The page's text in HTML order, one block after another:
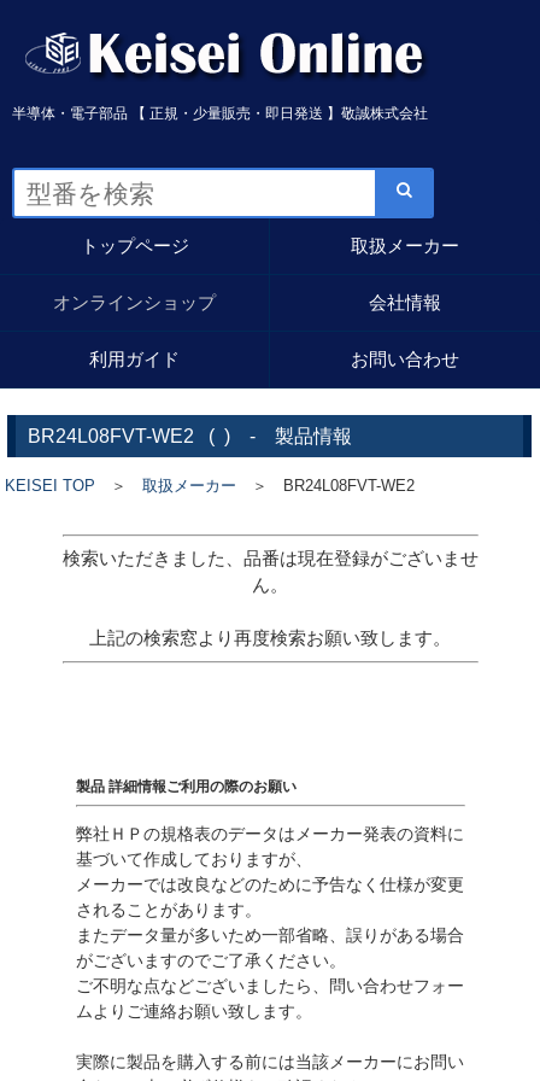
半導体・電子部品 【 正規・少量販売・即日発送 】敬誠株式会社
トップページ 取扱メーカー
オンラインショップ 会社情報
利用ガイド お問い合わせ
BR24L08FVT-WE2 ( ) - 製品情報
KEISEI TOP ＞取扱メーカー ＞ BR24L08FVT-WE2
検索いただきました、品番は現在登録がございませ
ん。
上記の検索窓より再度検索お願い致します。
製品 詳細情報ご利用の際のお願い
弊社ＨＰの規格表のデータはメーカー発表の資料に
基づいて作成しておりますが、
メーカーでは改良などのために予告なく仕様が変更
されることがあります。
またデータ量が多いため一部省略、誤りがある場合
がございますのでご了承ください。
ご不明な点などございましたら、問い合わせフォー
ムよりご連絡お願い致します。
実際に製品を購入する前には当該メーカーにお問い